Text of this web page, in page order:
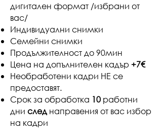
дигитален формат /избрани от
вас/
Индивидуални снимки
Семейни снимки
Продължителност до 90мин
Цена на допълнителен кадър +7€
Необработени кадри НЕ се
предоставят.
Срок за обработка 10 работни
дни след направения от вас избор
на кадри